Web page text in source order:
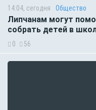
14:04, сегодня Общество
Липчанам могут
собрать детей в
0 56